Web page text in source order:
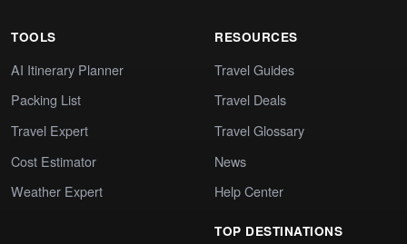
TOOLS
AI Itinerary Planner
Packing List
Travel Expert
Cost Estimator
Weather Expert
RESOURCES
Travel Guides
Travel Deals
Travel Glossary
News
Help Center
TOP DESTINATIONS